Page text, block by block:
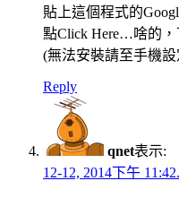
貼上這個程式的
點Click Here…啥的
(無法安裝請至手機
Reply
qnet表示:
12-12, 2014下午